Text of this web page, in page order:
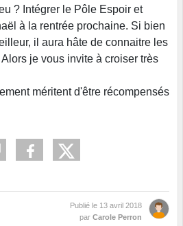
? Intégrer le Pôle Espoir et
à la rentrée prochaine. Si bien
il aura hâte de connaitre les
je vous invite à croiser très
méritent d'être récompensés
Publié le 13 avril 2018
par Carole Perron